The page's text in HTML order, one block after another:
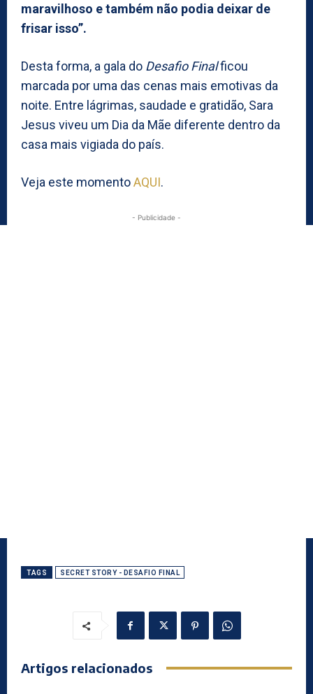
maravilhoso e também não podia deixar de
frisar isso”.
Desta forma, a gala do Desafio Finalficou
marcada por uma das cenas mais emotivas da
noite. Entre lágrimas, saudade e gratidão, Sara
Jesus viveu um Dia da Mãe diferente dentro da
casa mais vigiada do país.
Veja este momentoAQUI.
- Publicidade -
TAGS SECRET STORY - DESAFIO FINAL
Artigos relacionados